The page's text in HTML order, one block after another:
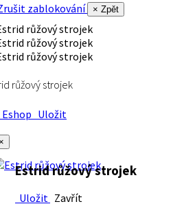
zablokování
× Zpět
růžový strojek
Uložit
Estrid růžový strojek
Uložit Zavřít